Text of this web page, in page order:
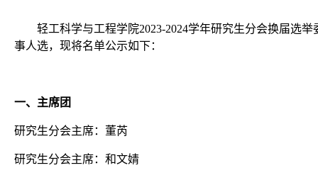
轻工科学与工程学院2023-2024学年研究生分会换届选
事人选，现将名单公示如下：
一、主席团
研究生分会主席：董芮
研究生分会主席：和文婧